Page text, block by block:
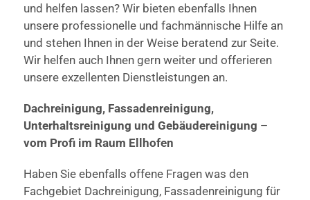
und helfen lassen? Wir bieten ebenfalls Ihnen
unsere professionelle und fachmännische Hilfe an
und stehen Ihnen in der Weise beratend zur Seite.
Wir helfen auch Ihnen gern weiter und offerieren
unsere exzellenten Dienstleistungen an.
Dachreinigung, Fassadenreinigung,
Unterhaltsreinigung und Gebäudereinigung –
vom Profi im Raum Ellhofen
Haben Sie ebenfalls offene Fragen was den
Fachgebiet Dachreinigung, Fassadenreinigung für